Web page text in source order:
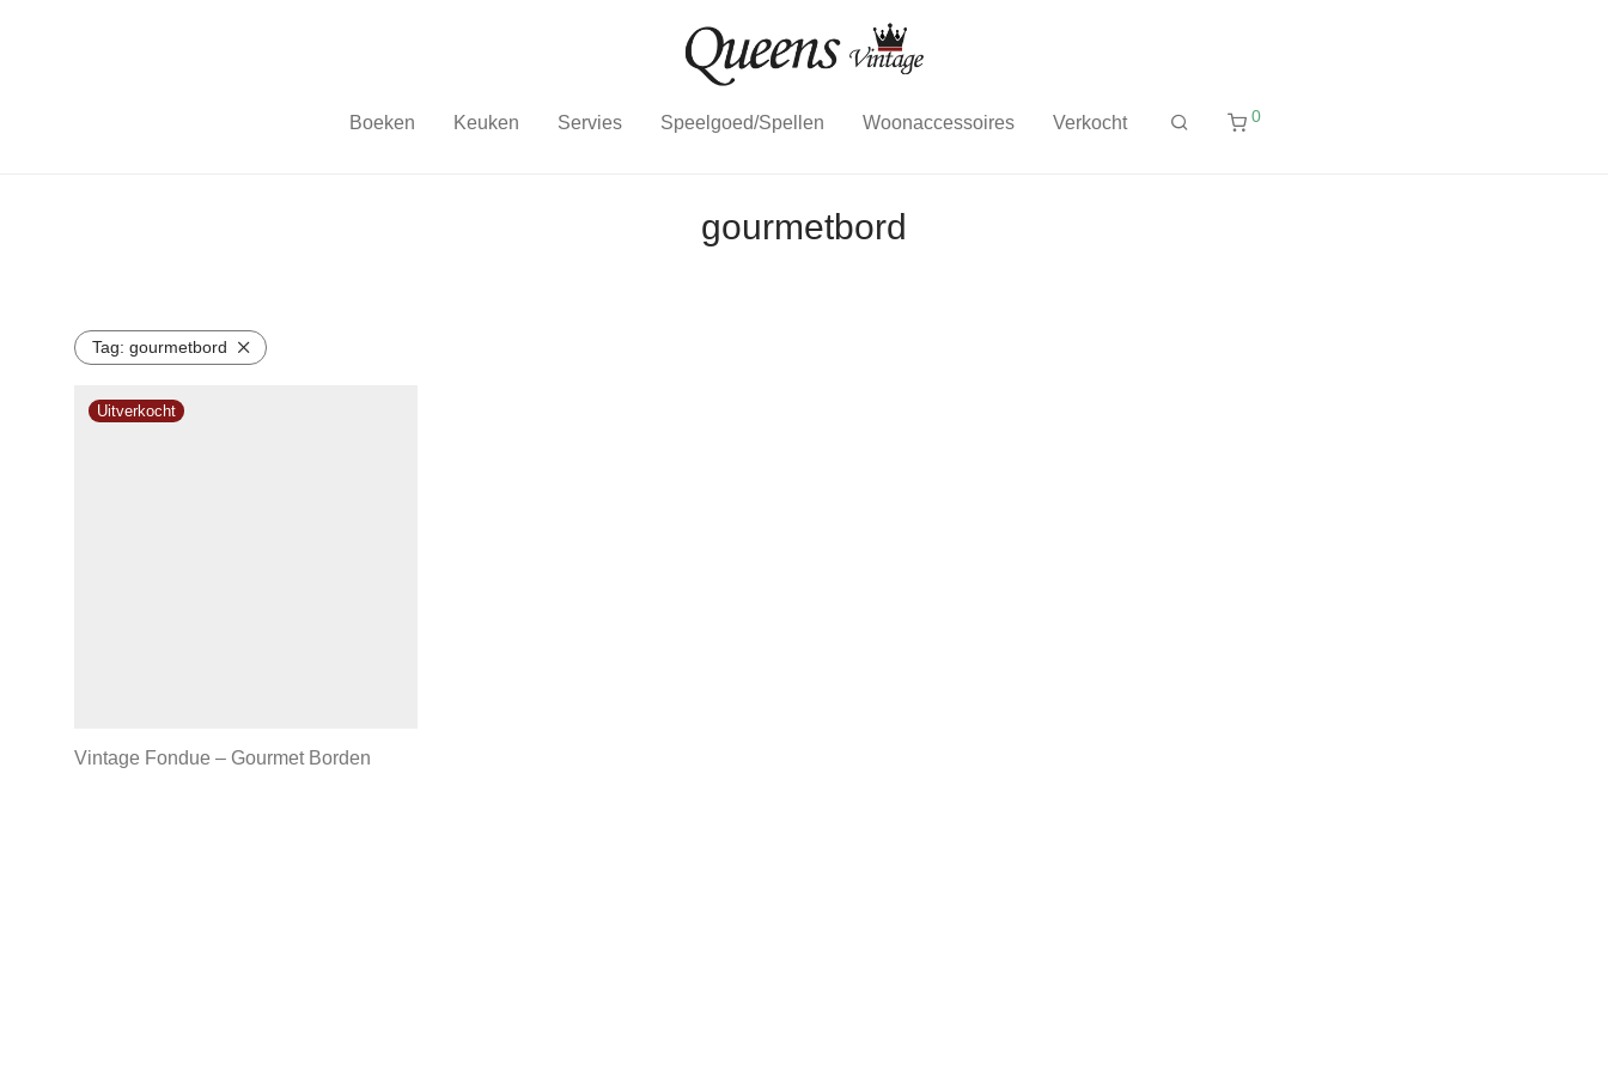
Boeken Keuken Servies Speelgoed/Spellen Woonaccessoires Verkocht 0
gourmetbord
Tag: gourmetbord
Vintage Fondue – Gourmet Borden